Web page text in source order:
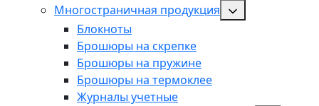
Многостраничная продукция
Блокноты
Брошюры на скрепке
Брошюры на пружине
Брошюры на термоклее
Журналы учетные